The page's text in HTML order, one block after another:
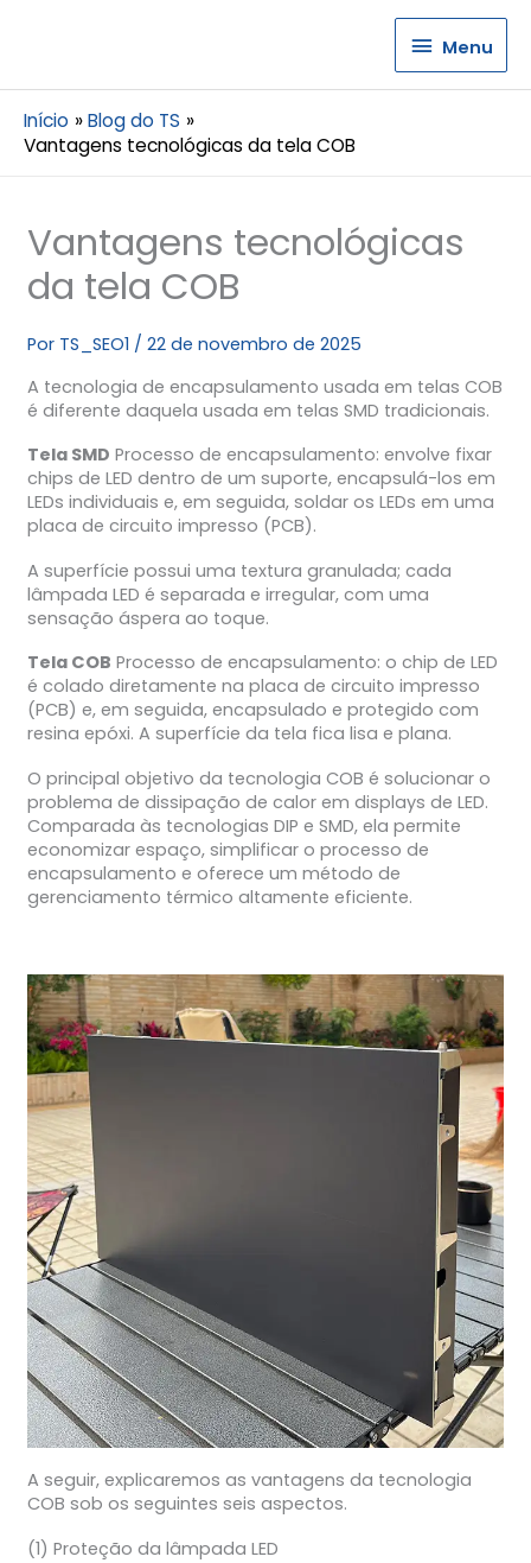
Menu
Menu
Início
Blog do TS
Vantagens tecnológicas da tela COB
Vantagens tecnológicas
da tela COB
Por TS_SEO1 / 22 de novembro de 2025
A tecnologia de encapsulamento usada em telas COB
é diferente daquela usada em telas SMD tradicionais.
Tela SMD Processo de encapsulamento: envolve fixar
chips de LED dentro de um suporte, encapsulá-los em
LEDs individuais e, em seguida, soldar os LEDs em uma
placa de circuito impresso (PCB).
A superfície possui uma textura granulada; cada
lâmpada LED é separada e irregular, com uma
sensação áspera ao toque.
Tela COB Processo de encapsulamento: o chip de LED
é colado diretamente na placa de circuito impresso
(PCB) e, em seguida, encapsulado e protegido com
resina epóxi. A superfície da tela fica lisa e plana.
O principal objetivo da tecnologia COB é solucionar o
problema de dissipação de calor em displays de LED.
Comparada às tecnologias DIP e SMD, ela permite
economizar espaço, simplificar o processo de
encapsulamento e oferece um método de
gerenciamento térmico altamente eficiente.
A seguir, explicaremos as vantagens da tecnologia
COB sob os seguintes seis aspectos.
(1) Proteção da lâmpada LED